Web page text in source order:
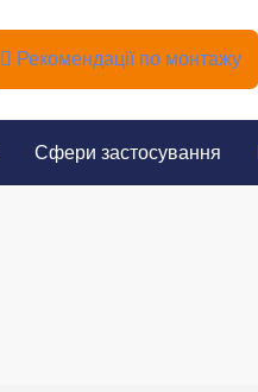
Рекомендації по монтажу
Сфери застосування